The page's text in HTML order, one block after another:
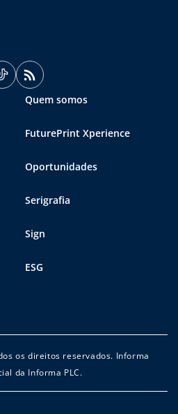
Quem somos
FuturePrint Xperience
Oportunidades
Serigrafia
Sign
ESG
os direitos reservados. Informa
da Informa PLC.